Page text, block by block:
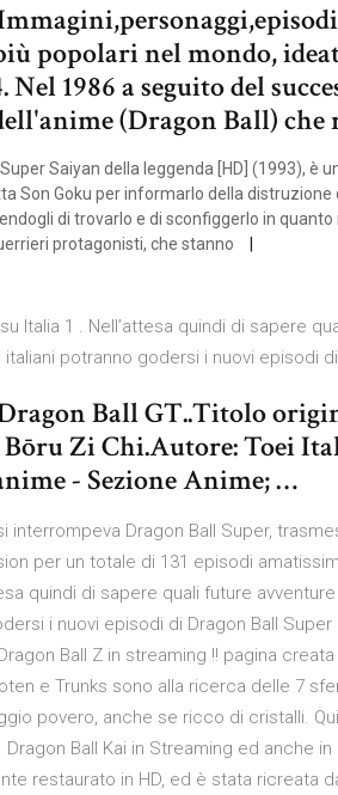
popolari nel mondo,
Nel 1986 a seguito del
(Dragon Ball) che
Saiyan della leggenda [HD] (1993), è
Son Goku per informarlo della
di trovarlo e di sconfiggerlo in
protagonisti, che stanno
Italia 1 . Nell’attesa quindi di sapere
potranno godersi i nuovi episodi
Dragon Ball GT..Titolo
Zi Chi.Autore: Toei
- Sezione Anime; …
interrompeva Dragon Ball Super,
per un totale di 131 episodi
quindi di sapere quali future
i nuovi episodi di Dragon Ball
Ball Z in streaming !! pagina
e Trunks sono alla ricerca delle 7
povero, anche se ricco di cristalli.
Ball Kai in Streaming ed anche
restaurato in HD, ed è stata ricreata